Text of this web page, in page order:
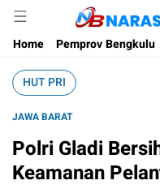
Home
Pemprov Bengkulu
HUT PRI
JAWA BARAT
Polri Gladi
Keamanan